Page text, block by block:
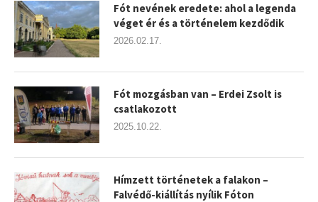
Fót nevének eredete: ahol a legenda
véget ér és a történelem kezdődik
2026.02.17.
Fót mozgásban van – Erdei Zsolt is
csatlakozott
2025.10.22.
Hímzett történetek a falakon –
Falvédő-kiállítás nyílik Fóton